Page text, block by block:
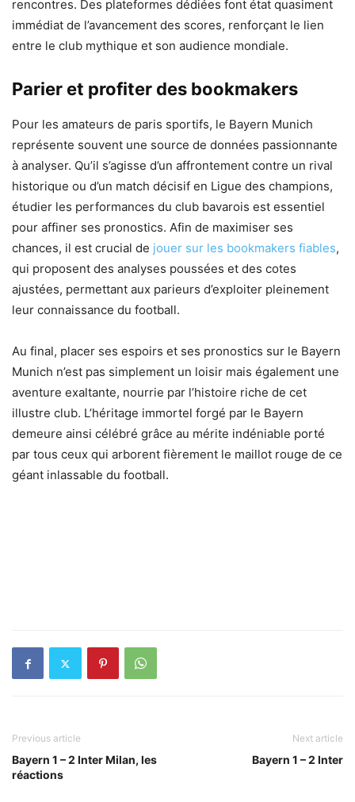
rencontres. Des plateformes dédiées font état quasiment
immédiat de l’avancement des scores, renforçant le lien
entre le club mythique et son audience mondiale.
Parier et profiter des bookmakers
Pour les amateurs de paris sportifs, le Bayern Munich
représente souvent une source de données passionnante
à analyser. Qu’il s’agisse d’un affrontement contre un rival
historique ou d’un match décisif en Ligue des champions,
étudier les performances du club bavarois est essentiel
pour affiner ses pronostics. Afin de maximiser ses
chances, il est crucial de jouer sur les bookmakers fiables,
qui proposent des analyses poussées et des cotes
ajustées, permettant aux parieurs d’exploiter pleinement
leur connaissance du football.
Au final, placer ses espoirs et ses pronostics sur le Bayern
Munich n’est pas simplement un loisir mais également une
aventure exaltante, nourrie par l’histoire riche de cet
illustre club. L’héritage immortel forgé par le Bayern
demeure ainsi célébré grâce au mérite indéniable porté
par tous ceux qui arborent fièrement le maillot rouge de ce
géant inlassable du football.
Previous article
Bayern 1 – 2 Inter Milan, les
réactions
Next article
Bayern 1 – 2 Inter